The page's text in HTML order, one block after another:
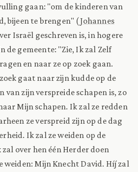
gaan: "om de kinderen van
bijeen te brengen" (Johannes
Israël geschreven is, in hogere
de gemeente: "Zie, Ik zal Zelf
en naar ze op zoek gaan.
gaat naar zijn kudde op de
van zijn verspreide schapen is, zo
Mijn schapen. Ik zal ze redden
ze verspreid zijn op de dag
Ik zal ze weiden op de
over hen één Herder doen
weiden: Mijn Knecht David. Híj zal